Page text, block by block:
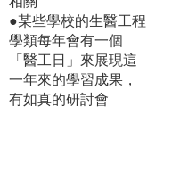
●某些學校的生醫工程
學類每年會有一個
「醫工日」來展現這
一年來的學習成果，
有如真的研討會